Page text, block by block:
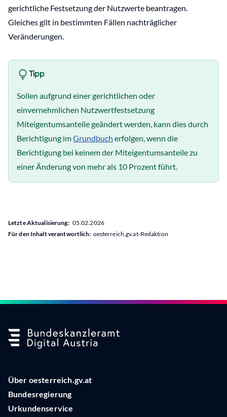
gerichtliche Festsetzung der Nutzwerte beantragen.
Gleiches gilt in bestimmten Fällen nachträglicher
Veränderungen.
Tipp
Sollen aufgrund einer gerichtlichen oder
einvernehmlichen Nutzwertfestsetzung
Miteigentumsanteile geändert werden, kann dies durch
Berichtigung imGrundbuch erfolgen, wenn die
Berichtigung bei keinem der Miteigentumsanteile zu
einer Änderung von mehr als 10 Prozent führt.
Letzte Aktualisierung: 05.02.2026
Für den Inhalt verantwortlich: oesterreich.gv.at-Redaktion
Über oesterreich.gv.at
Bundesregierung
Urkundenservice